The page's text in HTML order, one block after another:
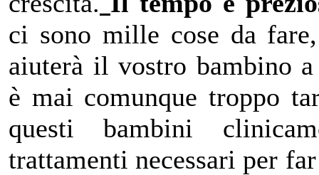
ci sono mille cose da
aiuterà il vostro bambino
è mai comunque troppo
questi bambini
trattamenti necessari per